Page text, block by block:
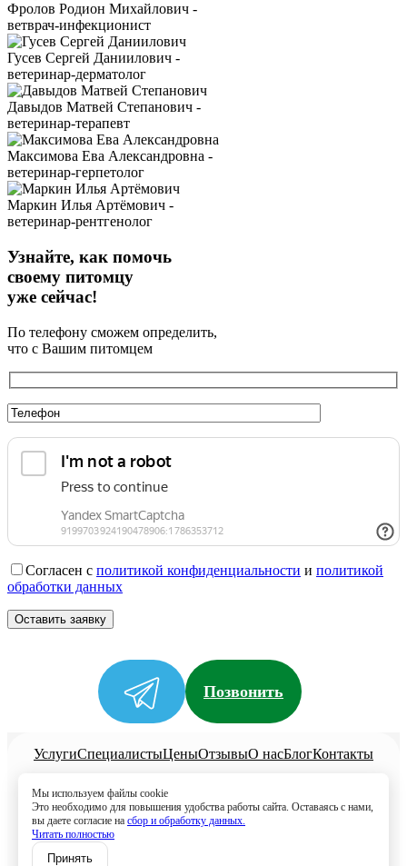
Фролов Родион Михайлович -
ветврач-инфекционист
Гусев Сергей Даниилович -
ветеринар-дерматолог
Давыдов Матвей Степанович -
ветеринар-терапевт
Максимова Ева Александровна -
ветеринар-герпетолог
Маркин Илья Артёмович -
ветеринар-рентгенолог
Узнайте, как помочь
своему питомцу
уже сейчас!
По телефону сможем определить,
что с Вашим питомцем
Согласен с политикой конфиденциальности и политикой
обработки данных
Мы используем файлы cookie
Это необходимо для повышения удобства работы сайта. Оставаясь с нами,
вы даете согласие на сбор и обработку данных.
Читать полностью
Принять
Позвонить
УслугиСпециалистыЦеныОтзывыО насБлогКонтакты
Согласие на обработку
+7 (958) 795-61-54